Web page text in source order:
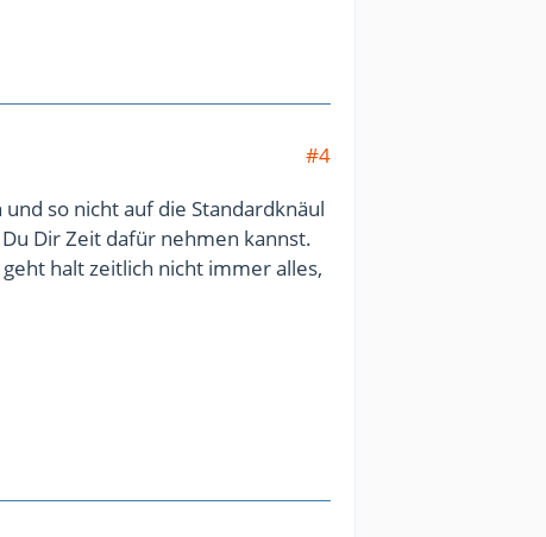
#4
so nicht auf die Standardknäul
Dir Zeit dafür nehmen kannst.
halt zeitlich nicht immer alles,